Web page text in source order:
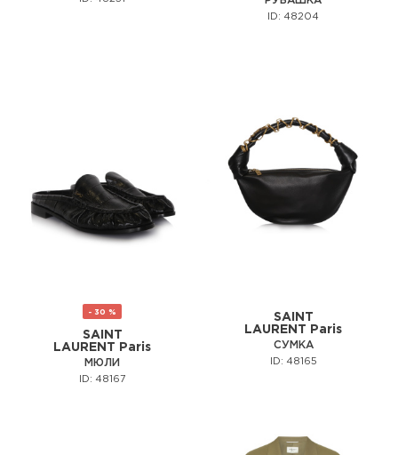
ID: 48204
- 30 %
SAINT
LAURENT Paris
МЮЛИ
ID: 48167
SAINT
LAURENT Paris
СУМКА
ID: 48165